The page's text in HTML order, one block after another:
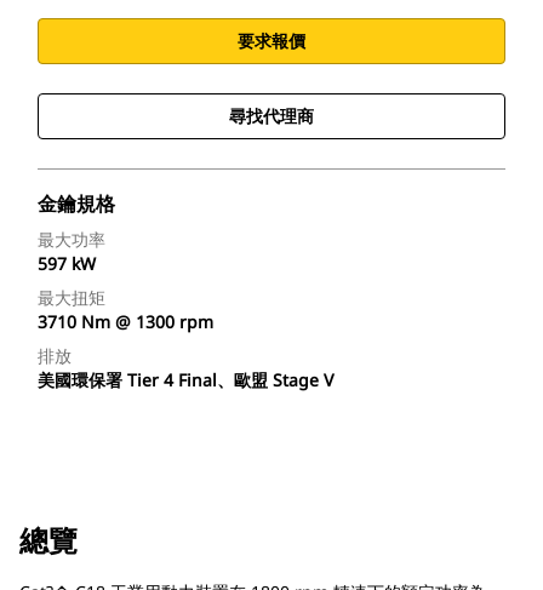
要求報價
尋找代理商
金鑰規格
最大功率
597 kW
最大扭矩
3710 Nm @ 1300 rpm
排放
美國環保署 Tier 4 Final、歐盟 Stage V
總覽